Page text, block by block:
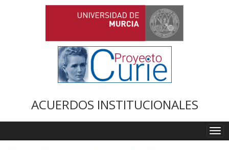
ACUERDOS INSTITUCIONALES